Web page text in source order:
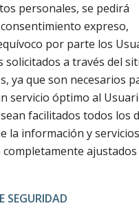
personales, se pedirá
expreso,
por parte los
solicitados a través del
ya que son necesarios
servicio óptimo al
facilitados todos los
la información y servicios
ajustados
SEGURIDAD